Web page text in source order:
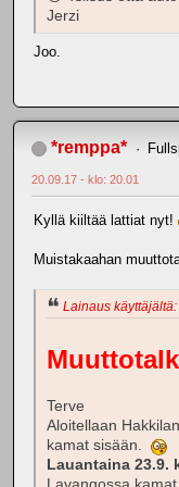
Jerzi
Joo.
*remppa*
20.09.17 - klo: 20.01
Kyllä kiiltää lattiat nyt!
Muistakaahan
Lainaus
Terve
Aloitellaan
kamat sisään.
Lauantaina 23.9.